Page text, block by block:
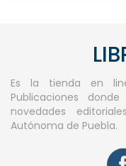
Es la tienda en
Publicaciones
novedades
Autónoma de Puebla.